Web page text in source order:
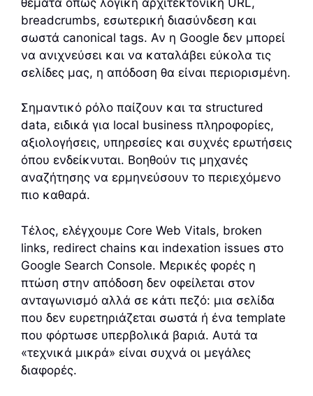
breadcrumbs, εσωτερική διασύνδεση και
σωστά canonical tags. Αν η Google δεν μπορεί
να ανιχνεύσει και να καταλάβει εύκολα τις
σελίδες μας, η απόδοση θα είναι περιορισμένη.
Σημαντικό ρόλο παίζουν και τα structured
data, ειδικά για local business πληροφορίες,
αξιολογήσεις, υπηρεσίες και συχνές ερωτήσεις
όπου ενδείκνυται. Βοηθούν τις μηχανές
αναζήτησης να ερμηνεύσουν το περιεχόμενο
πιο καθαρά.
Τέλος, ελέγχουμε Core Web Vitals, broken
links, redirect chains και indexation issues στο
Google Search Console. Μερικές φορές η
πτώση στην απόδοση δεν οφείλεται στον
ανταγωνισμό αλλά σε κάτι πεζό: μια σελίδα
που δεν ευρετηριάζεται σωστά ή ένα template
που φόρτωσε υπερβολικά βαριά. Αυτά τα
«τεχνικά μικρά» είναι συχνά οι μεγάλες
διαφορές.